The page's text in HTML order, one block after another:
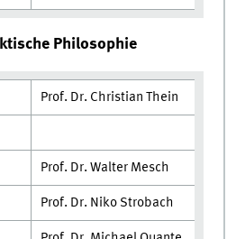
Philosophie
Prof. Dr. Christian Thein
Prof. Dr. Walter Mesch
Prof. Dr. Niko Strobach